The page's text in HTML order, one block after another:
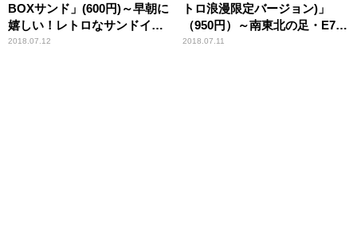
BOXサンド」(600円)～早朝に
嬉しい！レトロなサンドイッ
チ
2018.07.12
トロ浪漫限定バージョン)」
（950円）～南東北の足・E721
系電車
2018.07.11